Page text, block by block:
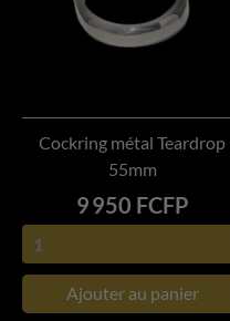
Cockring métal Teardrop
55mm
Prix
9 950 FCFP
Ajouter au panier